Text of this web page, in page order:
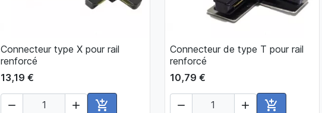
 Aperçu rapide
Connecteur type X pour rail
renforcé
13,19 €
  
 Aperçu rapide
Connecteur de type T pour rail
renforcé
10,79 €
  